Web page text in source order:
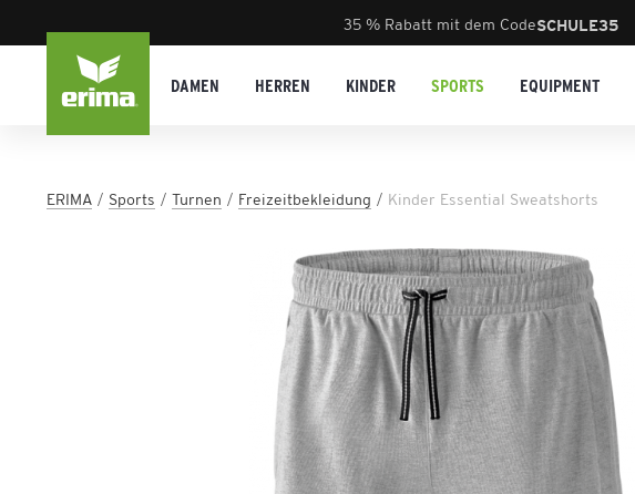
35 % Rabatt mit dem CodeSCHULE35
DAMEN HERREN KINDER SPORTS EQUIPMENT
ERIMA Sports Turnen Freizeitbekleidung Kinder Essential Sweatshorts